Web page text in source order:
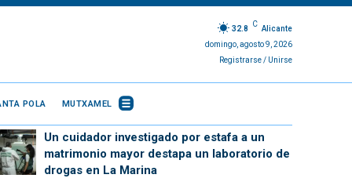
32.8
C
Alicante
domingo, agosto 9, 2026
Registrarse / Unirse
POLA MUTXAMEL
Un cuidador investigado por estafa a un
matrimonio mayor destapa un laboratorio de
drogas en La Marina